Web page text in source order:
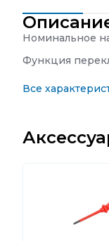
Номинальное
Функция
Все